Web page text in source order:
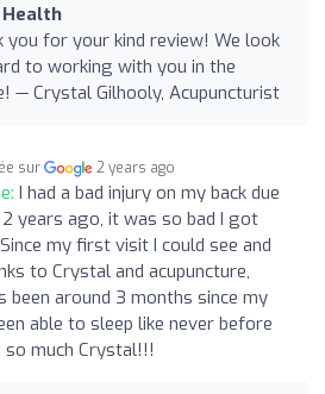
you for your kind review! We look
to working with you in the
— Crystal Gilhooly, Acupuncturist
sur 2 years ago
I had a bad injury on my back due
years ago, it was so bad I got
my first visit I could see and
to Crystal and acupuncture,
been around 3 months since my
able to sleep like never before
so much Crystal!!!